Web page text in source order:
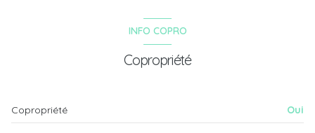
INFO COPRO
Copropriété
Copropriété Oui